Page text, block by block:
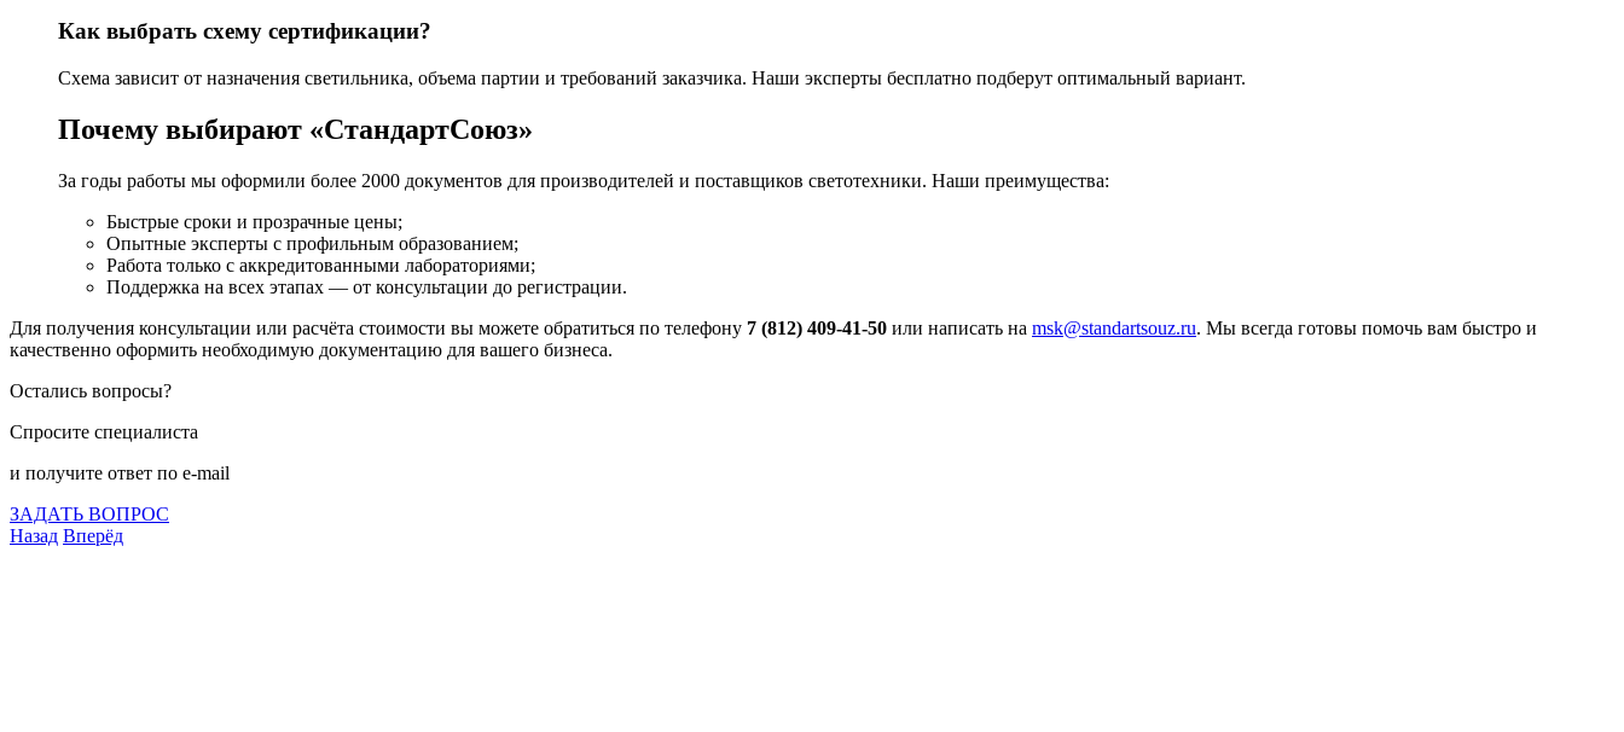
Как выбрать схему сертификации?
Схема зависит от назначения светильника, объема партии и требований заказчика. Наши эксперты бесплатно подберут оптимальный вариант.
Почему выбирают «СтандартСоюз»
За годы работы мы оформили более 2000 документов для производителей и поставщиков светотехники. Наши преимущества:
Быстрые сроки и прозрачные цены;
Опытные эксперты с профильным образованием;
Работа только с аккредитованными лабораториями;
Поддержка на всех этапах — от консультации до регистрации.
Для получения консультации или расчёта стоимости вы можете обратиться по телефону 7 (812) 409-41-50 или написать на msk@standartsouz.ru. Мы всегда готовы помочь вам быстро и
качественно оформить необходимую документацию для вашего бизнеса.
Остались вопросы?
Спросите специалиста
и получите ответ по e-mail
ЗАДАТЬ ВОПРОС
Назад Вперёд